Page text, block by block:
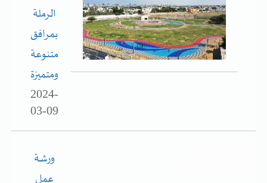
الأسئلة الشائعة
سياسة النظام الإداري المتكامل
تسجيل شركة جديدة
Vendor Portal - منصة الشركات
الرملة
بمرافق
متنوعة
ومتميزة
2024-
03-09
ورشة
عمل